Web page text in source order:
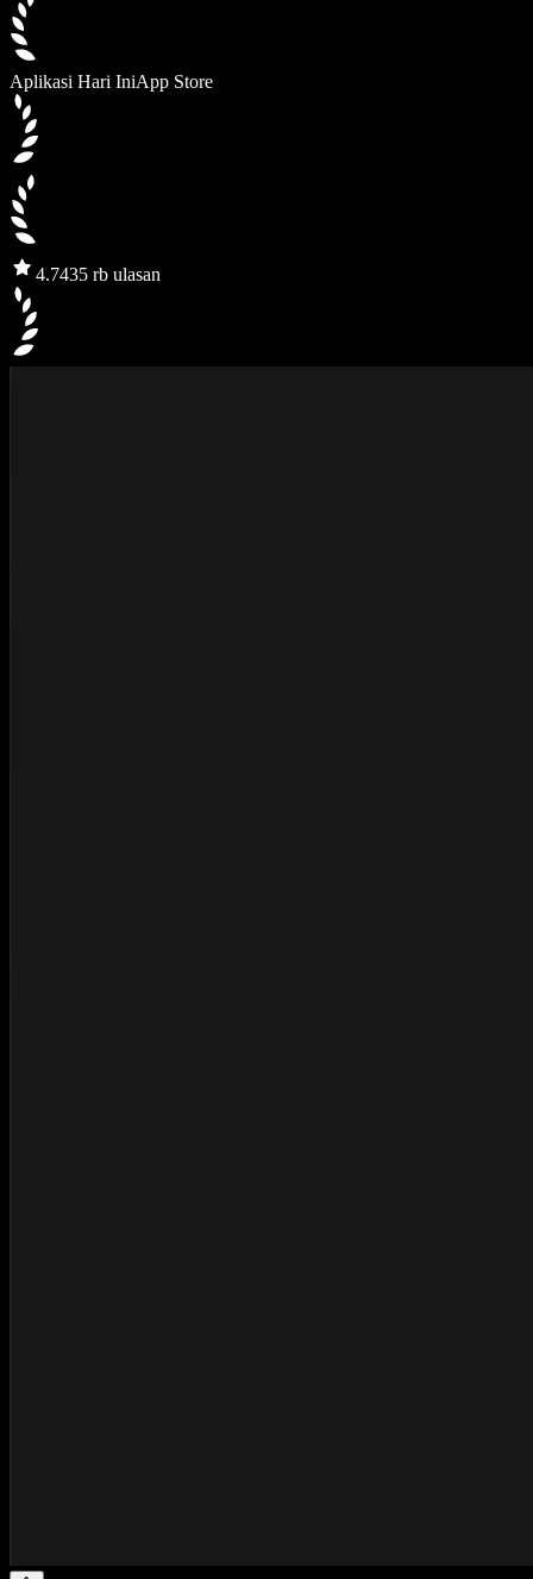
Aplikasi Hari IniApp Store
4.7435 rb ulasan